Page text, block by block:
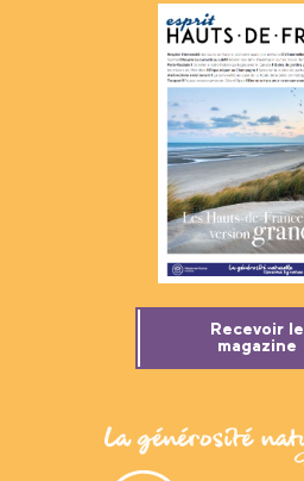
Recevoir le
magazine